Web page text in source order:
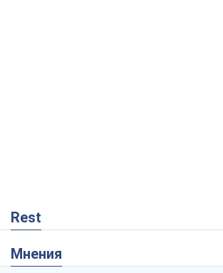
Rest
Мнения